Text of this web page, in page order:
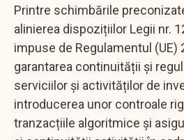
Printre schimbările
alinierea dispozițiilor Legii nr.
impuse de Regulamentul (UE)
garantarea continuității și
serviciilor și activităților de
introducerea unor controale
tranzacțiile algoritmice și